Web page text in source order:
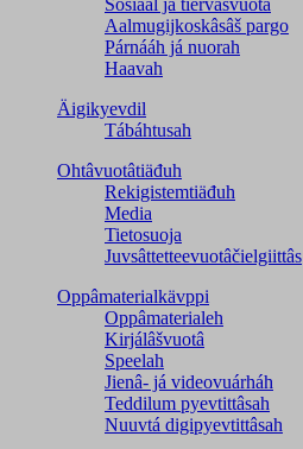
Sosiaal já tiervâsvuotâ
Aalmugijkoskâsâš pargo
Párnááh já nuorah
Haavah
Äigikyevdil
Tábáhtusah
Ohtâvuotâtiäđuh
Rekigistemtiäđuh
Media
Tietosuoja
Juvsâttetteevuotâčielgiittâs
Oppâmaterialkävppi
Oppâmaterialeh
Kirjálâšvuotâ
Speelah
Jienâ- já videovuárháh
Teddilum pyevtittâsah
Nuuvtá digipyevtittâsah